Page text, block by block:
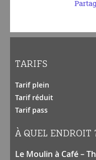
TARIFS
Tarif plein
Tarif réduit
Tarif pass
À QUEL ENDROIT
Le Moulin à Café –